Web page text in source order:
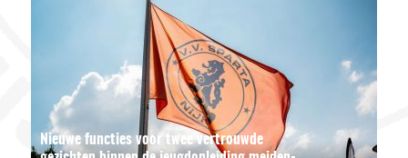
Nieuwe functies voor twee vertrouwde